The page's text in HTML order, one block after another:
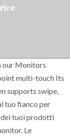
our Monitors
multi-touch Its
supports swipe,
tuo fianco per
dei tuoi prodotti
Le